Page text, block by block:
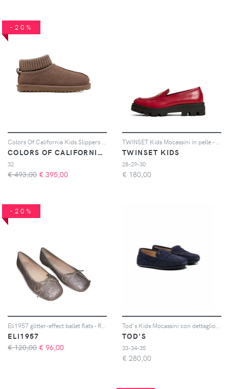
-20%
COLORS OF CALIFORNIA KIDS
32
€ 493,00 € 395,00
TWINSET KIDS
28-29-30
€ 180,00
-20%
ELI1957
€ 120,00 € 96,00
TOD'S
33-34-35
€ 280,00